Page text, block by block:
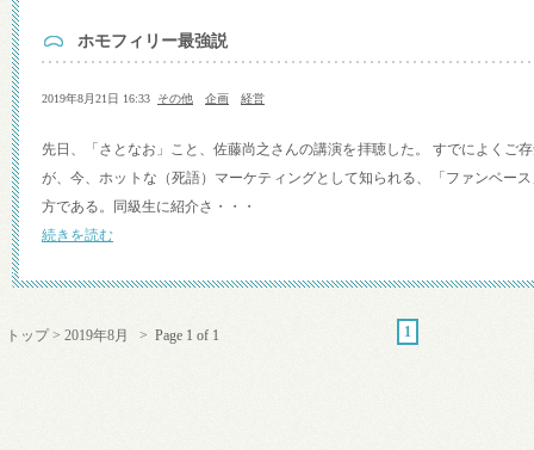
ホモフィリー最強説
2019年8月21日 16:33 その他 企画 経営
先日、「さとなお」こと、佐藤尚之さんの講演を拝聴した。 すでによくご
が、今、ホットな（死語）マーケティングとして知られる、「ファンベー
方である。同級生に紹介さ・・・
続きを読む
1
トップ> 2019年8月 > Page 1 of 1